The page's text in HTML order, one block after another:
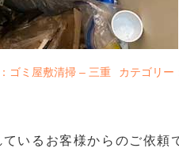
ゴミ屋敷清掃 – 三重 カテゴリー
いるお客様からのご依頼